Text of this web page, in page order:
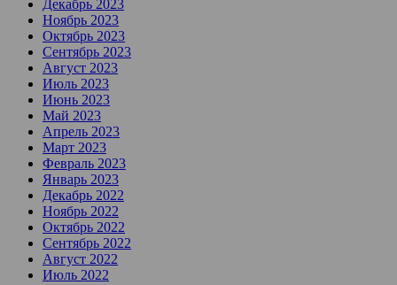
Декабрь 2023
Ноябрь 2023
Октябрь 2023
Сентябрь 2023
Август 2023
Июль 2023
Июнь 2023
Май 2023
Апрель 2023
Март 2023
Февраль 2023
Январь 2023
Декабрь 2022
Ноябрь 2022
Октябрь 2022
Сентябрь 2022
Август 2022
Июль 2022